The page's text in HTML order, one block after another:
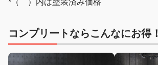
コンプリートならこんなにお得！